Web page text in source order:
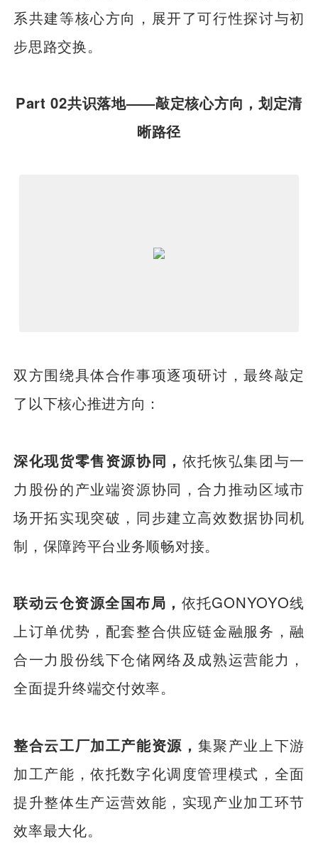
系共建等核心方向，展开了可行性探讨与初
步思路交换。
Part 02共识落地——敲定核心方向，划定清
晰路径
双方围绕具体合作事项逐项研讨，最终敲定
了以下核心推进方向：
深化现货零售资源协同， 依托恢弘集团与一
力股份的产业端资源协同，合力推动区域市
场开拓实现突破，同步建立高效数据协同机
制，保障跨平台业务顺畅对接。
联动云仓资源全国布局， 依托GONYOYO线
上订单优势，配套整合供应链金融服务，融
合一力股份线下仓储网络及成熟运营能力，
全面提升终端交付效率。
整合云工厂加工产能资源， 集聚产业上下游
加工产能，依托数字化调度管理模式，全面
提升整体生产运营效能，实现产业加工环节
效率最大化。